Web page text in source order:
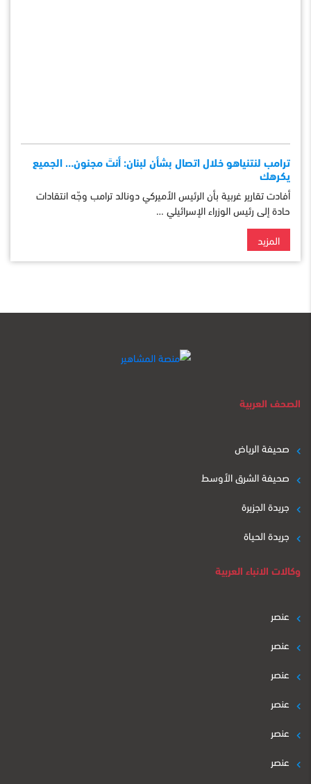
ترامب لنتنياهو خلال اتصال بشأن لبنان: أنتَ مجنون… الجميع
يكرهك
أفادت تقارير غربية بأن الرئيس الأميركي دونالد ترامب وجّه انتقادات
حادة إلى رئيس الوزراء الإسرائيلي …
المزيد
الصحف العربية
صحيفة الرياض
صحيفة الشرق الأوسط
جريدة الجزيرة
جريدة الحياة
وكالات الانباء العربية
عنصر
عنصر
عنصر
عنصر
عنصر
عنصر